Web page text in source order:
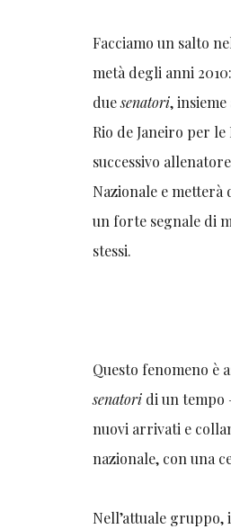
Facciamo un salto
metà degli anni
duesenatori,
Rio de Janeiro per
successivo
Nazionale e
un forte segnale di
stessi.
Questo fenomeno è
senatori di un tempo
nuovi arrivati e
nazionale, con una
Nell’attuale gruppo,